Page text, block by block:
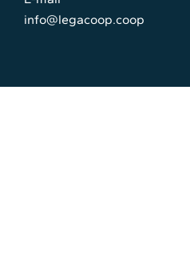
info@legacoop.coop